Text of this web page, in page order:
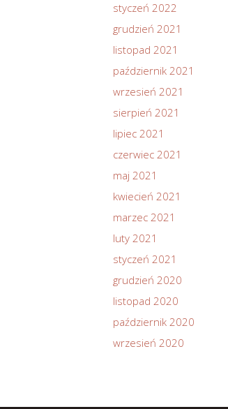
styczeń 2022
grudzień 2021
listopad 2021
październik 2021
wrzesień 2021
sierpień 2021
lipiec 2021
czerwiec 2021
maj 2021
kwiecień 2021
marzec 2021
luty 2021
styczeń 2021
grudzień 2020
listopad 2020
październik 2020
wrzesień 2020